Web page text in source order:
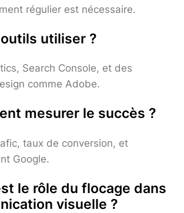
régulier est nécessaire.
utiliser ?
Search Console, et des
comme Adobe.
mesurer le succès ?
taux de conversion, et
Google.
le rôle du flocage dans
visuelle ?